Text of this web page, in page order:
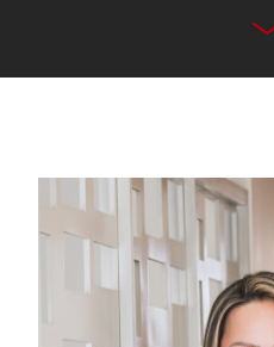
Domaines d’Activités
Contact